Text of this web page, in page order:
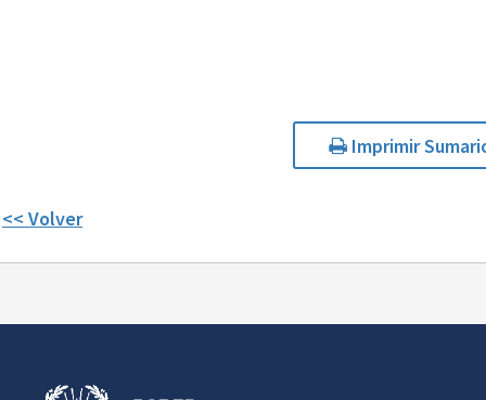
Imprimir
<< Volver